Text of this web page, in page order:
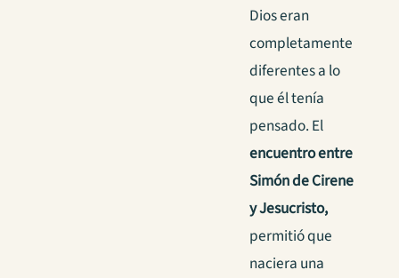
Dios eran
completamente
diferentes a lo
que él tenía
pensado. El
encuentro entre
Simón de Cirene
y Jesucristo,
permitió que
naciera una